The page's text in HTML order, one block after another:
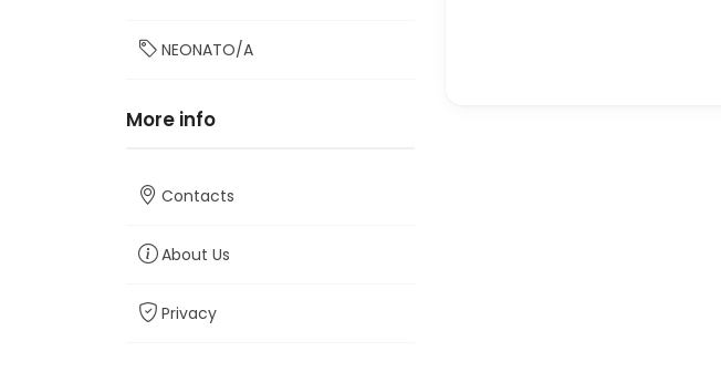
NEONATO/A
More info
Contacts
About Us
Privacy